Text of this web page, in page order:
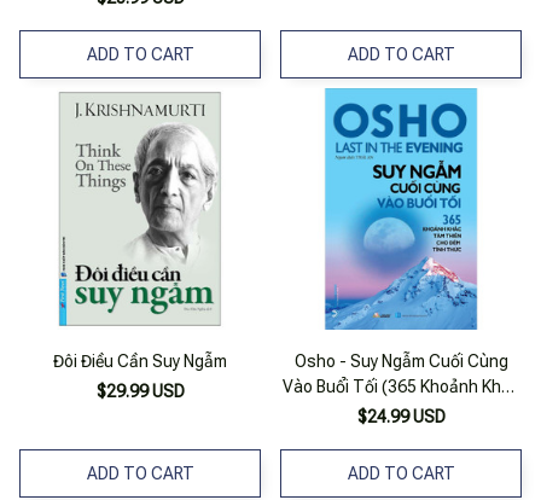
ADD TO CART ADD TO CART
Đôi Điều Cần Suy Ngẫm
$29.99 USD
ADD TO CART
Osho - Suy Ngẫm Cuối Cùng
Vào Buổi Tối (365 Khoảnh Khắc
Tâm Thiền Cho Đêm Tỉnh
$24.99 USD
ADD TO CART